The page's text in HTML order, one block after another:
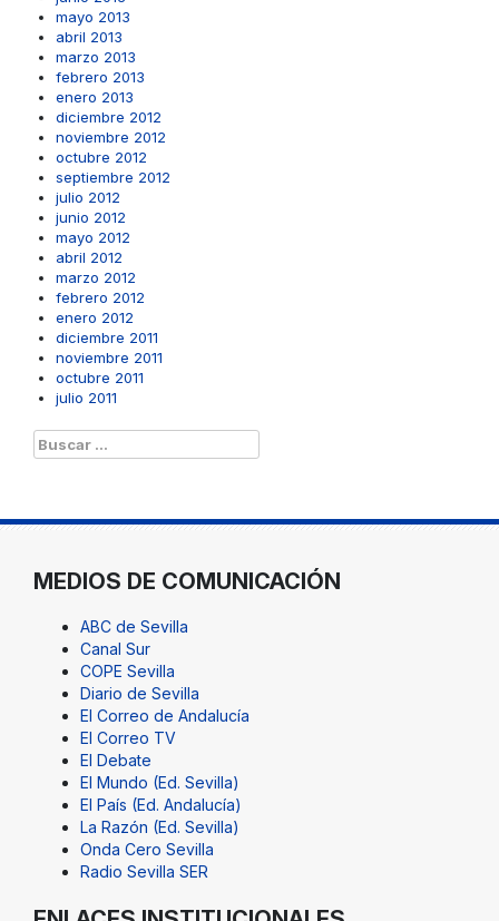
mayo 2013
abril 2013
marzo 2013
febrero 2013
enero 2013
diciembre 2012
noviembre 2012
octubre 2012
septiembre 2012
julio 2012
junio 2012
mayo 2012
abril 2012
marzo 2012
febrero 2012
enero 2012
diciembre 2011
noviembre 2011
octubre 2011
julio 2011
Buscar:
MEDIOS DE COMUNICACIÓN
ABC de Sevilla
Canal Sur
COPE Sevilla
Diario de Sevilla
El Correo de Andalucía
El Correo TV
El Debate
El Mundo (Ed. Sevilla)
El País (Ed. Andalucía)
La Razón (Ed. Sevilla)
Onda Cero Sevilla
Radio Sevilla SER